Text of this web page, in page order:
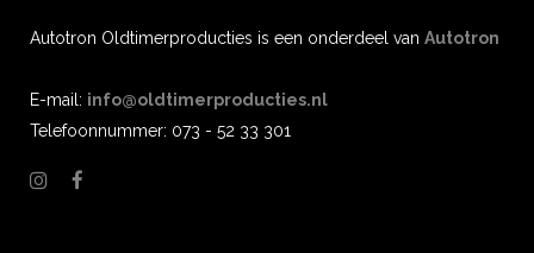
Autotron Oldtimerproducties is een onderdeel van Autotron
E-mail: info@oldtimerproducties.nl
Telefoonnummer: 073 - 52 33 301